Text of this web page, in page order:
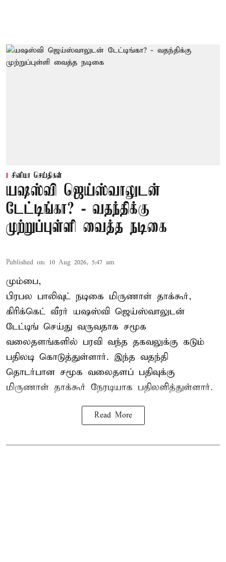
சினிமா செய்திகள்
யஷஸ்வி ஜெய்ஸ்வாலுடன்
டேட்டிங்கா? - வதந்திக்கு
முற்றுப்புள்ளி வைத்த நடிகை
Published on: 10 Aug 2026, 5:47 am
மும்பை,
பிரபல பாலிவுட் நடிகை மிருணாள் தாக்கூர்,
கிரிக்கெட் வீரர் யஷஸ்வி ஜெய்ஸ்வாலுடன்
டேட்டிங் செய்து வருவதாக சமூக
வலைதளங்களில் பரவி வந்த தகவலுக்கு கடும்
பதிலடி கொடுத்துள்ளார். இந்த வதந்தி
தொடர்பான சமூக வலைதளப் பதிவுக்கு
மிருணாள் தாக்கூர் நேரடியாக பதிலளித்துள்ளார்.
Read More